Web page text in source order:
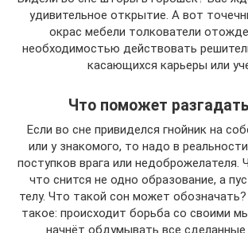
удивительное открытие. А вот
окрас мебели толкователи
необходимостью действовать
касающихся карьеры или
Что поможет
Если во сне привиделся гнойник на
или у знакомого, то надо в
поступков врага или недоброжелателя.
что снится не одно образование, а
телу. Что такой сон может
такое: происходит борьба со своими
начнёт обдумывать все сделанные